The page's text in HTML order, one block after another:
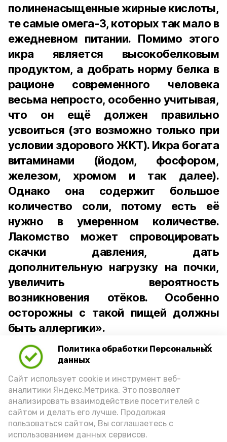
Политика обработки Персональных
данных
Сайт использует cookie и инструмент веб-
аналитики Яндекс.Метрика. Это позволяет
анализировать взаимодействие посетителей с
сайтом и делать его лучше. Продолжая
пользоваться сайтом, Вы соглашаетесь с
использованием данных сервисов.
полиненасыщенные жирные кислоты,
те самые омега-3, которых так мало в
ежедневном питании. Помимо этого
икра является высокобелковым
продуктом, а добрать норму белка в
рационе современного человека
весьма непросто, особенно учитывая,
что он ещё должен правильно
усвоиться (это возможно только при
условии здорового ЖКТ). Икра богата
витаминами (йодом, фосфором,
железом, хромом и так далее).
Однако она содержит большое
количество соли, потому есть её
нужно в умеренном количестве.
Лакомство может спровоцировать
скачки давления, дать
дополнительную нагрузку на почки,
увеличить вероятность
возникновения отёков. Особенно
осторожны с такой пищей должны
быть аллергики».
Для взрослого человека безопасной
порцией икры считается 30-50 граммов
(2-3 ложки). При этом следует обратить
внимание на хлеб, с которым она
подаётся: лучше выбирать
цельнозерновой, с мукой грубого
помола. Есть икру следует в первой